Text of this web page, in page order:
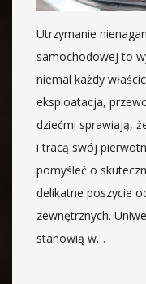
Utrzymanie
samochodowej to
niemal każdy
eksploatacja,
dziećmi sprawiają,
i tracą swój
pomyśleć o
delikatne poszycie
zewnętrznych.
stanowią w…